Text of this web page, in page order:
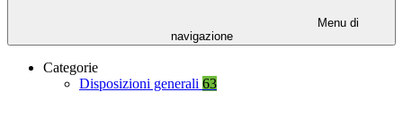
Menu di
navigazione
Categorie
Disposizioni generali 63